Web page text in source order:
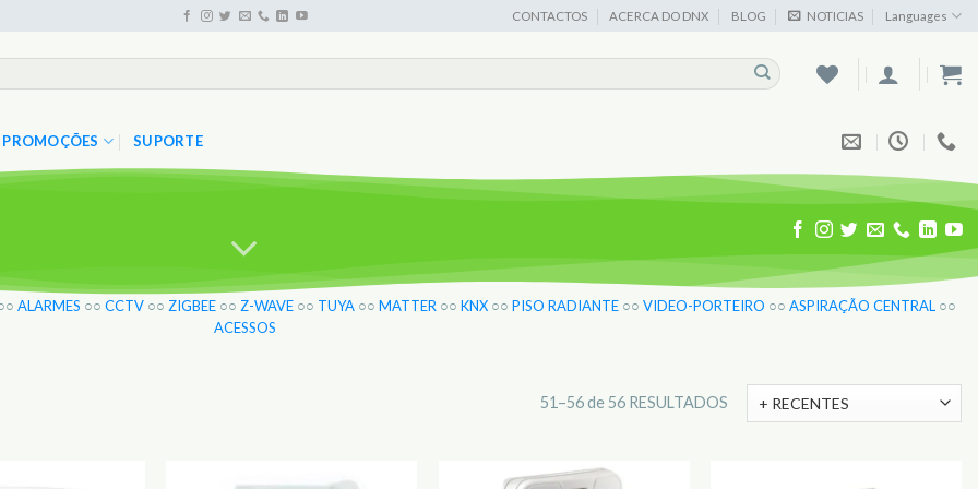
CONTACTOS ACERCA DO DNX BLOG NOTICIAS Languages
PROMOÇÕES SUPORTE
ALARMES ○○ CCTV ○○ ZIGBEE ○○ Z-WAVE ○○ TUYA ○○ MATTER ○○ KNX ○○ PISO RADIANTE ○○ VIDEO-PORTEIRO ○○ ASPIRAÇÃO CENTRAL ○○
ACESSOS
51–56 de 56 RESULTADOS